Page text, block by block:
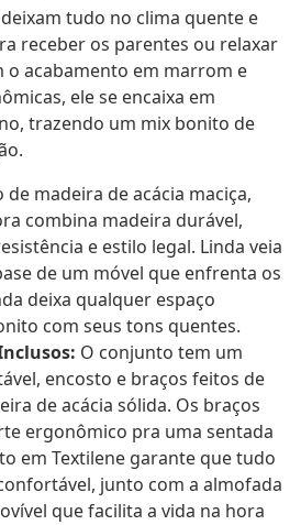
tudo no clima quente e
receber os parentes ou relaxar
o acabamento em marrom e
ele se encaixa em
trazendo um mix bonito de
de madeira de acácia maciça,
combina madeira durável,
e estilo legal. Linda veia
de um móvel que enfrenta os
deixa qualquer espaço
com seus tons quentes.
O conjunto tem um
encosto e braços feitos de
de acácia sólida. Os braços
ergonômico pra uma sentada
em Textilene garante que tudo
junto com a almofada
que facilita a vida na hora